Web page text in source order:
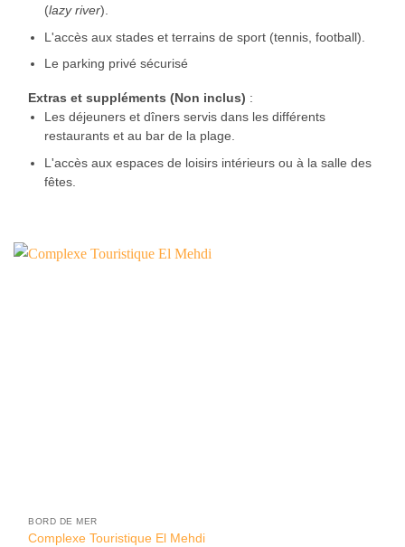
(lazy river).
L'accès aux stades et terrains de sport (tennis, football).
Le parking privé sécurisé
Extras et suppléments (Non inclus) :
Les déjeuners et dîners servis dans les différents
restaurants et au bar de la plage.
L'accès aux espaces de loisirs intérieurs ou à la salle des
fêtes.
BORD DE MER
Complexe Touristique El Mehdi